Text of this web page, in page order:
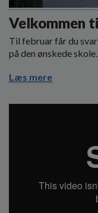
Velkommen
Til februar får du
på den ønskede skole.
Læs mere